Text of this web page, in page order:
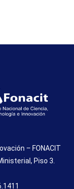
– FONACIT
Piso 3.